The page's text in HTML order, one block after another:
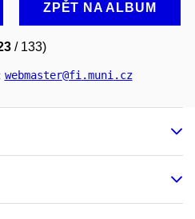
ZPĚT NA ALBUM
/ 133)
webmaster@fi.muni.cz